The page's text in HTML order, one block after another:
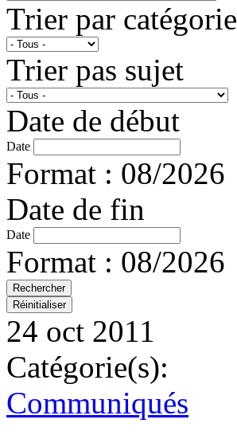
Trier par catégorie
Trier pas sujet
Date de début
Date
Format : 08/2026
Date de fin
Date
Format : 08/2026
24 oct 2011
Catégorie(s):
Communiqués